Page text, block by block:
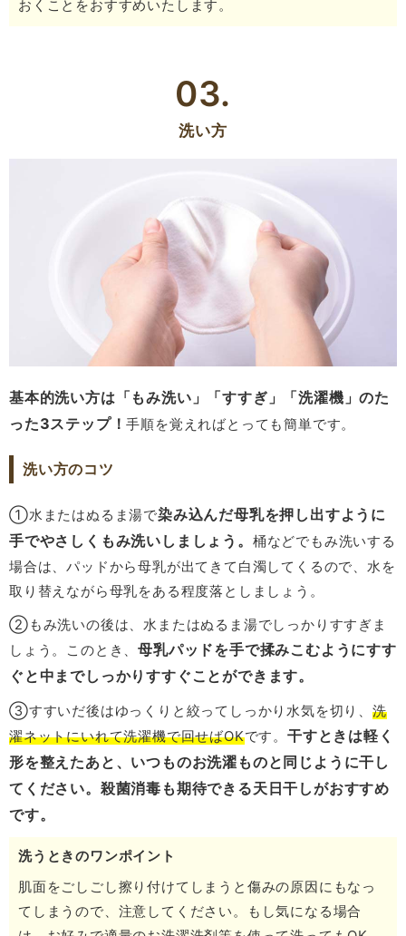
おくことをおすすめいたします。
03.
洗い方
基本的洗い方は「もみ洗い」「すすぎ」「洗濯機」のた
った3ステップ！手順を覚えればとっても簡単です。
洗い方のコツ
①水またはぬるま湯で染み込んだ母乳を押し出すように
手でやさしくもみ洗いしましょう。 桶などでもみ洗いする
場合は、パッドから母乳が出てきて白濁してくるので、水を
取り替えながら母乳をある程度落としましょう。
②もみ洗いの後は、水またはぬるま湯でしっかりすすぎま
しょう。このとき、母乳パッドを手で揉みこむようにすす
ぐと中までしっかりすすぐことができます。
③すすいだ後はゆっくりと絞ってしっかり水気を切り、 洗
濯ネットにいれて洗濯機で回せばOKです。干すときは軽く
形を整えたあと、いつものお洗濯ものと同じように干し
てください。殺菌消毒も期待できる天日干しがおすすめ
です。
洗うときのワンポイント
肌面をごしごし擦り付けてしまうと傷みの原因にもなっ
てしまうので、注意してください。もし気になる場合